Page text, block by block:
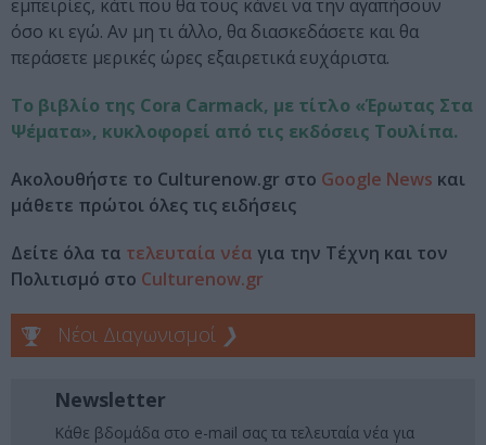
εμπειρίες, κάτι που θα τους κάνει να την αγαπήσουν
όσο κι εγώ. Αν μη τι άλλο, θα διασκεδάσετε και θα
περάσετε μερικές ώρες εξαιρετικά ευχάριστα.
Το βιβλίο της Cora Carmack, με τίτλο «Έρωτας Στα
Ψέματα», κυκλοφορεί από τις εκδόσεις Τουλίπα.
Ακολουθήστε το Culturenow.gr στο Google News και
μάθετε πρώτοι όλες τις ειδήσεις
Δείτε όλα τα τελευταία νέα για την Τέχνη και τον
Πολιτισμό στο Culturenow.gr
Νέοι Διαγωνισμοί ❯
Newsletter
Κάθε βδομάδα στο e-mail σας τα τελευταία νέα για